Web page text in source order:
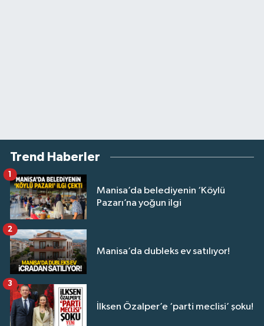
Trend Haberler
Manisa’da belediyenin ‘Köylü
Pazarı’na yoğun ilgi
1
Manisa’da dubleks ev satılıyor!
2
İlksen Özalper’e ‘parti meclisi’ şoku!
3